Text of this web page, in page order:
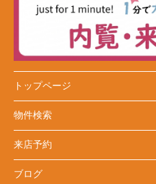
トップページ
物件検索
来店予約
ブログ